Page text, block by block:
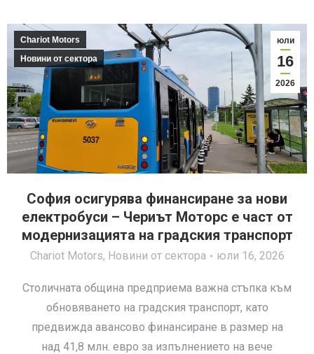
София осигурява финансиране за нови
електробуси – Чериът Моторс е част от
модернизацията на градския транспорт
Chariot Motors, Новини от сектора юли 16, 2026
юли
16
2026
Chariot Motors
Новини от сектора
Столичната община предприема важна стъпка към
обновяването на градския транспорт, като
предвижда авансово финансиране в размер на
над 41,8 млн. евро за изпълнението на вече